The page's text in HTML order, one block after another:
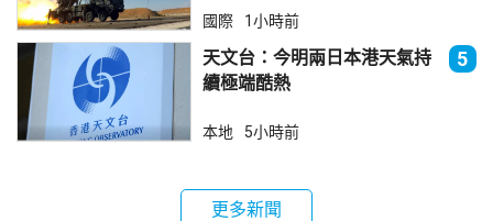
國際 1小時前
天文台：今明兩日本港天氣持
續極端酷熱
5
本地 5小時前
更多新聞